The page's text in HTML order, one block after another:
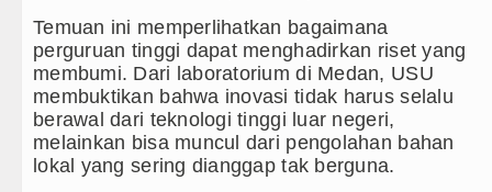
Temuan ini memperlihatkan bagaimana
perguruan tinggi dapat menghadirkan riset yang
membumi. Dari laboratorium di Medan, USU
membuktikan bahwa inovasi tidak harus selalu
berawal dari teknologi tinggi luar negeri,
melainkan bisa muncul dari pengolahan bahan
lokal yang sering dianggap tak berguna.